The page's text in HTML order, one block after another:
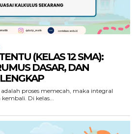
(KELAS 12 SMA):
DASAR, DAN
proses memecah, maka integral
Di kelas...